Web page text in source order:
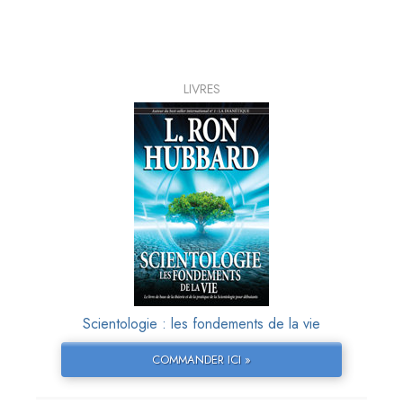
LIVRES
Scientologie : les fondements de la vie
COMMANDER ICI »